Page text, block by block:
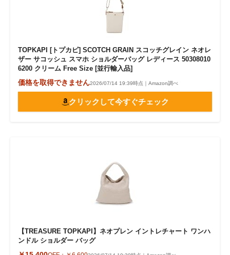
TOPKAPI [トプカピ] SCOTCH GRAIN スコッチグレイン ネオレ
ザー サコッシュ スマホ ショルダーバッグ レディース 50308010
6200 クリーム Free Size [並行輸入品]
価格を取得できません2026/07/14 19:39時点｜Amazon調べ
クリックして今すぐチェック
【TREASURE TOPKAPI】ネオプレン イントレチャート ワンハ
ンドル ショルダー バッグ